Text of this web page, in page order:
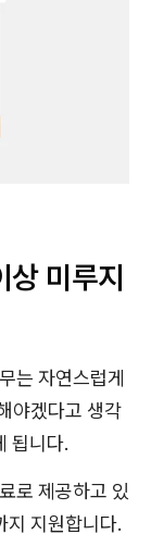
상 미루지
는 자연스럽게
야겠다고 생각
됩니다.
로 제공하고 있
지 지원합니다.